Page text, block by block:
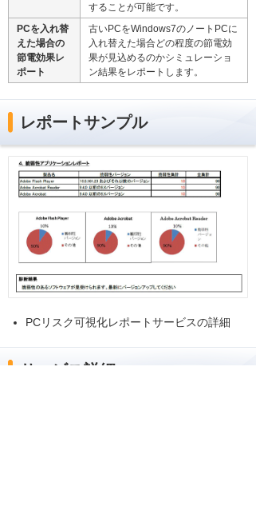
することが可能です。
PCを入れ替
えた場合の
節電効果レ
ポート
古いPCをWindows7のノートPCに
入れ替えた場合どの程度の節電効
果が見込めるのかシミュレーショ
ン結果をレポートします。
レポートサンプル
PCリスク可視化レポートサービスの詳細
サービス詳細